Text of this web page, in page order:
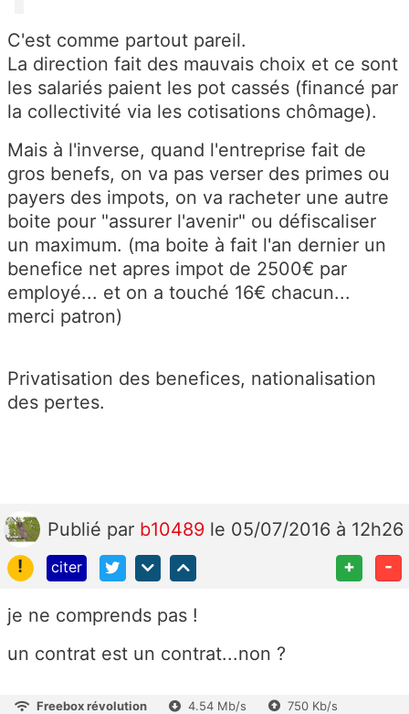
C'est comme partout pareil.
La direction fait des mauvais choix et ce sont
les salariés paient les pot cassés (financé par
la collectivité via les cotisations chômage).
Mais à l'inverse, quand l'entreprise fait de
gros benefs, on va pas verser des primes ou
payers des impots, on va racheter une autre
boite pour "assurer l'avenir" ou défiscaliser
un maximum. (ma boite à fait l'an dernier un
benefice net apres impot de 2500€ par
employé... et on a touché 16€ chacun...
merci patron)
Privatisation des benefices, nationalisation
des pertes.
Publié par b10489 le 05/07/2016 à 12h26
!
citer + -
je ne comprends pas !
un contrat est un contrat...non ?
Freebox révolution 4.54 Mb/s 750 Kb/s